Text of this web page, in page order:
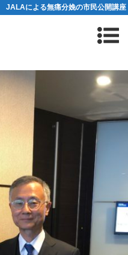
JALAによる無痛分娩の市民公開講座